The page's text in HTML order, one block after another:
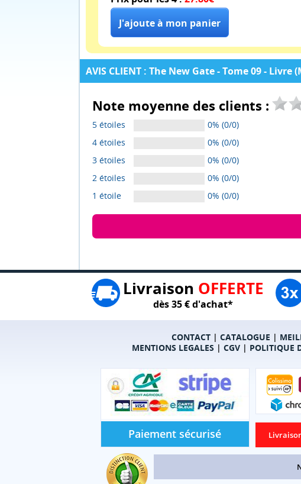
AVIS CLIENT : The New Gate - Tome 09 - Livre
Note moyenne des clients :
5 étoiles
0% (0/0)
4 étoiles
0% (0/0)
3 étoiles
0% (0/0)
2 étoiles
0% (0/0)
1 étoile
0% (0/0)
Livraison OFFERTE
dès 35 € d'achat*
CONTACT| CATALOGUE |
MENTIONS LEGALES | CGV| POLITIQUE
Paiement sécurisé